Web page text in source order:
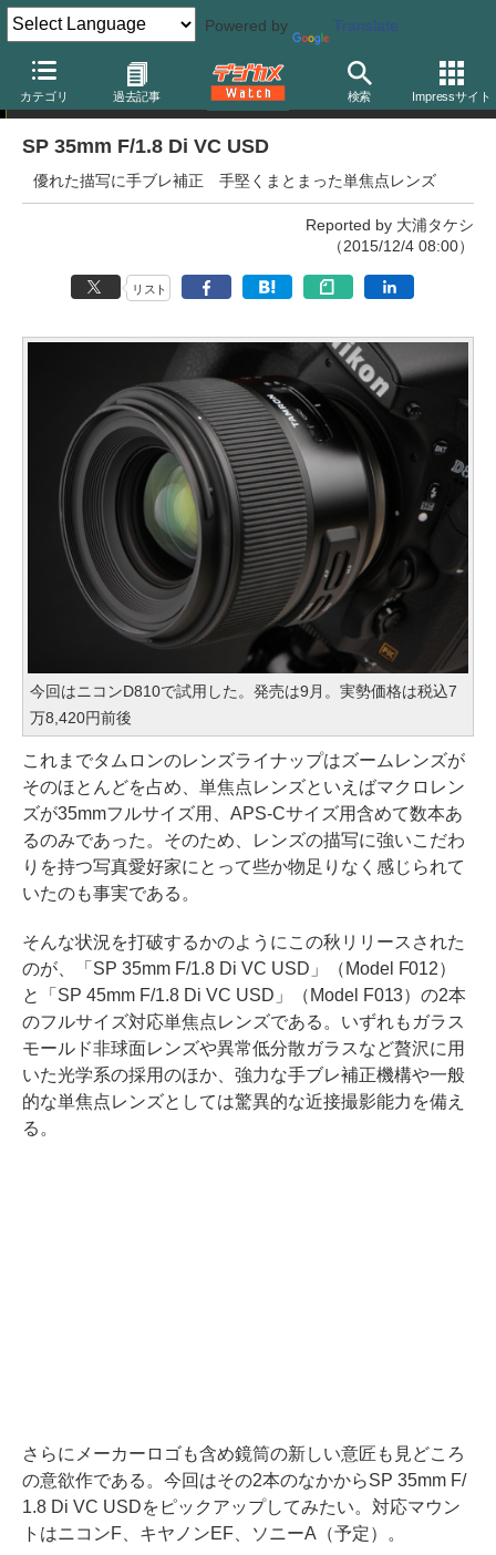
Powered by Translate
カテゴリ 過去記事 検索 Impressサイト
交換レンズレビュー
SP 35mm F/1.8 Di VC USD
優れた描写に手ブレ補正 手堅くまとまった単焦点レンズ
Reported by 大浦タケシ
（2015/12/4 08:00）
リスト
今回はニコンD810で試用した。発売は9月。実勢価格は税込7
万8,420円前後
これまでタムロンのレンズライナップはズームレンズが
そのほとんどを占め、単焦点レンズといえばマクロレン
ズが35mmフルサイズ用、APS-Cサイズ用含めて数本あ
るのみであった。そのため、レンズの描写に強いこだわ
りを持つ写真愛好家にとって些か物足りなく感じられて
いたのも事実である。
そんな状況を打破するかのようにこの秋リリースされた
のが、「SP 35mm F/1.8 Di VC USD」（Model F012）
と「SP 45mm F/1.8 Di VC USD」（Model F013）の2本
のフルサイズ対応単焦点レンズである。いずれもガラス
モールド非球面レンズや異常低分散ガラスなど贅沢に用
いた光学系の採用のほか、強力な手ブレ補正機構や一般
的な単焦点レンズとしては驚異的な近接撮影能力を備え
る。
さらにメーカーロゴも含め鏡筒の新しい意匠も見どころ
の意欲作である。今回はその2本のなかからSP 35mm F/
1.8 Di VC USDをピックアップしてみたい。対応マウン
トはニコンF、キヤノンEF、ソニーA（予定）。